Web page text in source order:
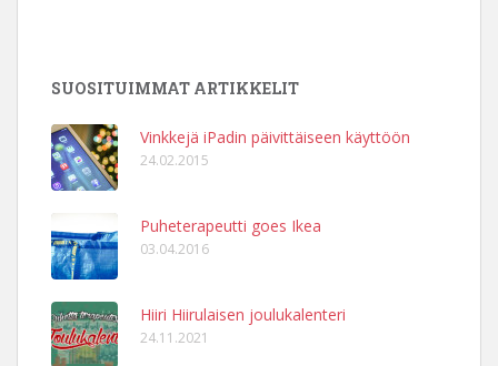
SUOSITUIMMAT ARTIKKELIT
Vinkkejä iPadin päivittäiseen käyttöön
24.02.2015
Puheterapeutti goes Ikea
03.04.2016
Hiiri Hiirulaisen joulukalenteri
24.11.2021